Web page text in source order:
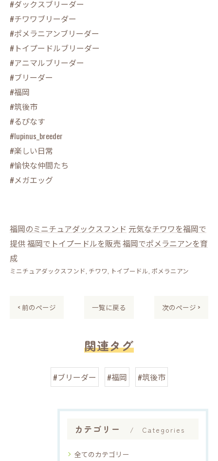
#ダックスブリーダー
#チワワブリーダー
#ポメラニアンブリーダー
#トイプードルブリーダー
#アニマルブリーダー
#ブリーダー
#福岡
#筑後市
#るぴなす
#lupinus_breeder
#楽しい日常
#愉快な仲間たち
#メガエッグ
福岡のミニチュアダックスフンド 元気なチワワを福岡で
提供福岡でトイプードルを販売福岡でポメラニアンを育
成
ミニチュアダックスフンド チワワ トイプードル ポメラニアン
< 前のページ 一覧に戻る 次のページ >
関連タグ
#ブリーダー #福岡 #筑後市
カテゴリー Categories
全てのカテゴリー